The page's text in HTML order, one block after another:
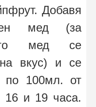
Добавя
мед (за
мед се
на вкус) и се
по 100мл. от
и 19 часа.